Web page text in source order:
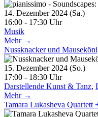
14. Dezember 2024 (Sa.)
16:00 - 17:30 Uhr
Musik
Mehr →
Nussknacker und
15. Dezember 2024 (So.)
17:00 - 18:30 Uhr
Darstellende Kunst & Tanz,
Mehr →
Tamara Lukasheva Quartett